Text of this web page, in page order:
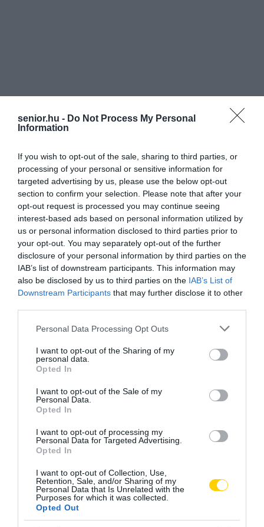
senior.hu - Do Not Process My Personal
Information
If you wish to opt-out of the sale, sharing to third parties, or
processing of your personal or sensitive information for
targeted advertising by us, please use the below opt-out
section to confirm your selection. Please note that after your
opt-out request is processed you may continue seeing
interest-based ads based on personal information utilized by
us or personal information disclosed to third parties prior to
your opt-out. You may separately opt-out of the further
disclosure of your personal information by third parties on the
IAB’s list of downstream participants. This information may
also be disclosed by us to third parties on the IAB’s List of
Downstream Participants that may further disclose it to other
Please note that this website/app uses one or more Google
not limited to your visit or usage behaviour. You may click to
grant or deny consent to Google and its third-party tags to
use your data for below specified purposes in below Google
consent section.
Personal Data Processing Opt Outs
I want to opt-out of the Sharing of my
personal data.
Opted In
I want to opt-out of the Sale of my
Personal Data.
Opted In
I want to opt-out of processing my
Personal Data for Targeted Advertising.
Opted In
I want to opt-out of Collection, Use,
Retention, Sale, and/or Sharing of my
Personal Data that Is Unrelated with the
Purposes for which it was collected.
Opted Out